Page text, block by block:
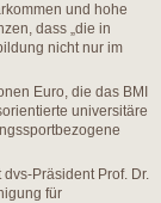
und hohe
dass „die in
nicht nur im
Euro, die das BMI
universitäre
Präsident Prof. Dr.
für